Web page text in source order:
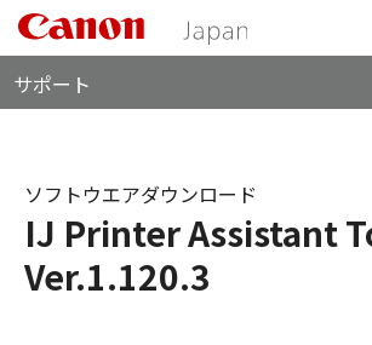
サポート
IJ Printer Assistant
Ver.1.120.3
ソフトウエアダウンロード